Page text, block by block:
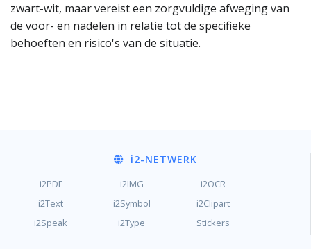
zwart-wit, maar vereist een zorgvuldige afweging van
de voor- en nadelen in relatie tot de specifieke
behoeften en risico's van de situatie.
i2-NETWERK
i2PDF i2IMG
i2OCR
i2Text
i2Symbol
i2Clipart
i2Speak
i2Type Stickers